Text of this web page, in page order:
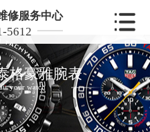
修服务中心
5612
格豪雅腕表
your watch